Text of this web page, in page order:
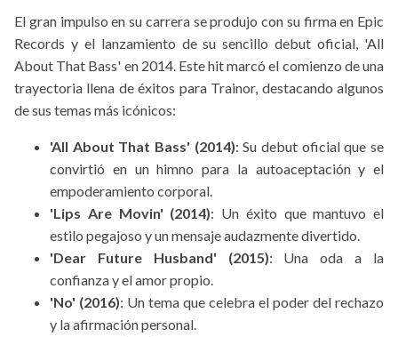
El gran impulso en su carrera se produjo con su firma en Epic
Records y el lanzamiento de su sencillo debut oficial, 'All
About That Bass' en 2014. Este hit marcó el comienzo de una
trayectoria llena de éxitos para Trainor, destacando algunos
de sus temas más icónicos:
'All About That Bass' (2014): Su debut oficial que se
convirtió en un himno para la autoaceptación y el
empoderamiento corporal.
'Lips Are Movin' (2014): Un éxito que mantuvo el
estilo pegajoso y un mensaje audazmente divertido.
'Dear Future Husband' (2015): Una oda a la
confianza y el amor propio.
'No' (2016): Un tema que celebra el poder del rechazo
y la afirmación personal.